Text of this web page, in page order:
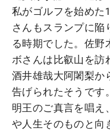
私がゴルフを始めた
さんもスランプに陥
る時期でした。佐野
ボさんは比叡山を訪
酒井雄哉大阿闍梨か
告げられたそうです
明王のご真言を唱え
や人生そのものと向